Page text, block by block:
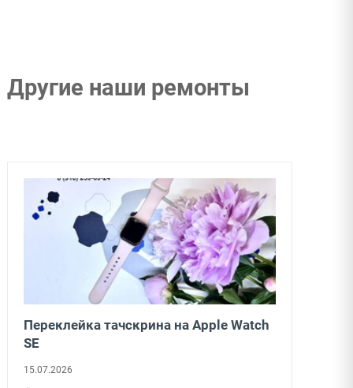
Другие наши ремонты
Переклейка тачскрина на Apple Watch
SE
15.07.2026